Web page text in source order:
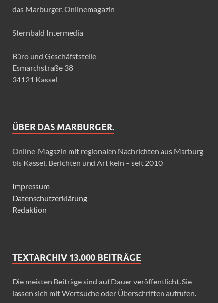
das Marburger. Onlinemagazin
Sternbald Intermedia
Büro und Geschäfststelle
Esmarchstraße 38
34121 Kassel
ÜBER DAS MARBURGER.
Online-Magazin mit regionalen Nachrichten aus Marburg
bis Kassel, Berichten und Artikeln – seit 2010
Impressum
Datenschutzerklärung
Redaktion
TEXTARCHIV 13.000 BEITRÄGE
Die meisten Beiträge sind auf Dauer veröffentlicht. Sie
lassen sich mit Wortsuche oder Überschriften aufrufen.